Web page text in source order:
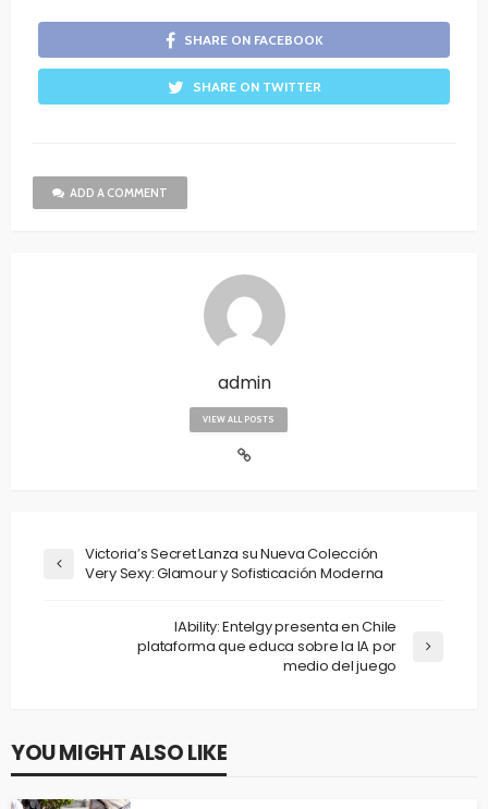
SHARE ON FACEBOOK
SHARE ON TWITTER
ADD A COMMENT
admin
VIEW ALL POSTS
Victoria’s Secret Lanza su Nueva Colección
Very Sexy: Glamour y Sofisticación Moderna
IAbility: Entelgy presenta en Chile
plataforma que educa sobre la IA por
medio del juego
YOU MIGHT ALSO LIKE